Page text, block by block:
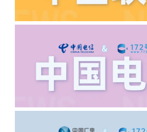
·6.领卡时详细地址怎么写容易
答:不要低于6个字。详细地址
浦东新区北京路33号，这样的
导致订单失败，因为在系统审
上海怎么又写了个北京，不
里，所以直接订单失败。